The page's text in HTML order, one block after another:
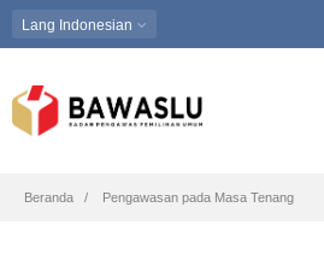
Lang Indonesian
Breadcrumb
Beranda Pengawasan pada Masa Tenang